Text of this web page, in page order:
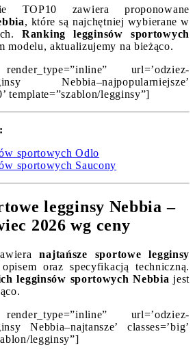
TOP10 zawiera proponowane
, które są najchętniej wybierane w
Ranking legginsów sportowych
modelu, aktualizujemy na bieżąco.
url=’odziez-
Nebbia–najpopularniejsze’
template=”szablon/legginsy”]
sportowych Odlo
sportowych Saucony
legginsy Nebbia –
2026 wg ceny
najtańsze sportowe legginsy
oraz specyfikacją techniczną.
legginsów sportowych Nebbia jest
url=’odziez-
Nebbia–najtansze’ classes=’big’
legginsy”]